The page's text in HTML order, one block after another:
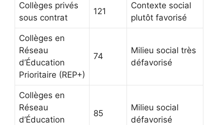
Collèges privés
sous contrat
121
Contexte social
plutôt favorisé
Collèges en
Réseau
d’Éducation
Prioritaire (REP+)
74
Milieu social très
défavorisé
Collèges en
Réseau
d’Éducation
85
Milieu social
défavorisé